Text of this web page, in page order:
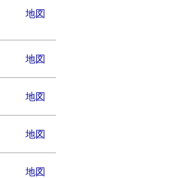
地図
地図
地図
地図
地図